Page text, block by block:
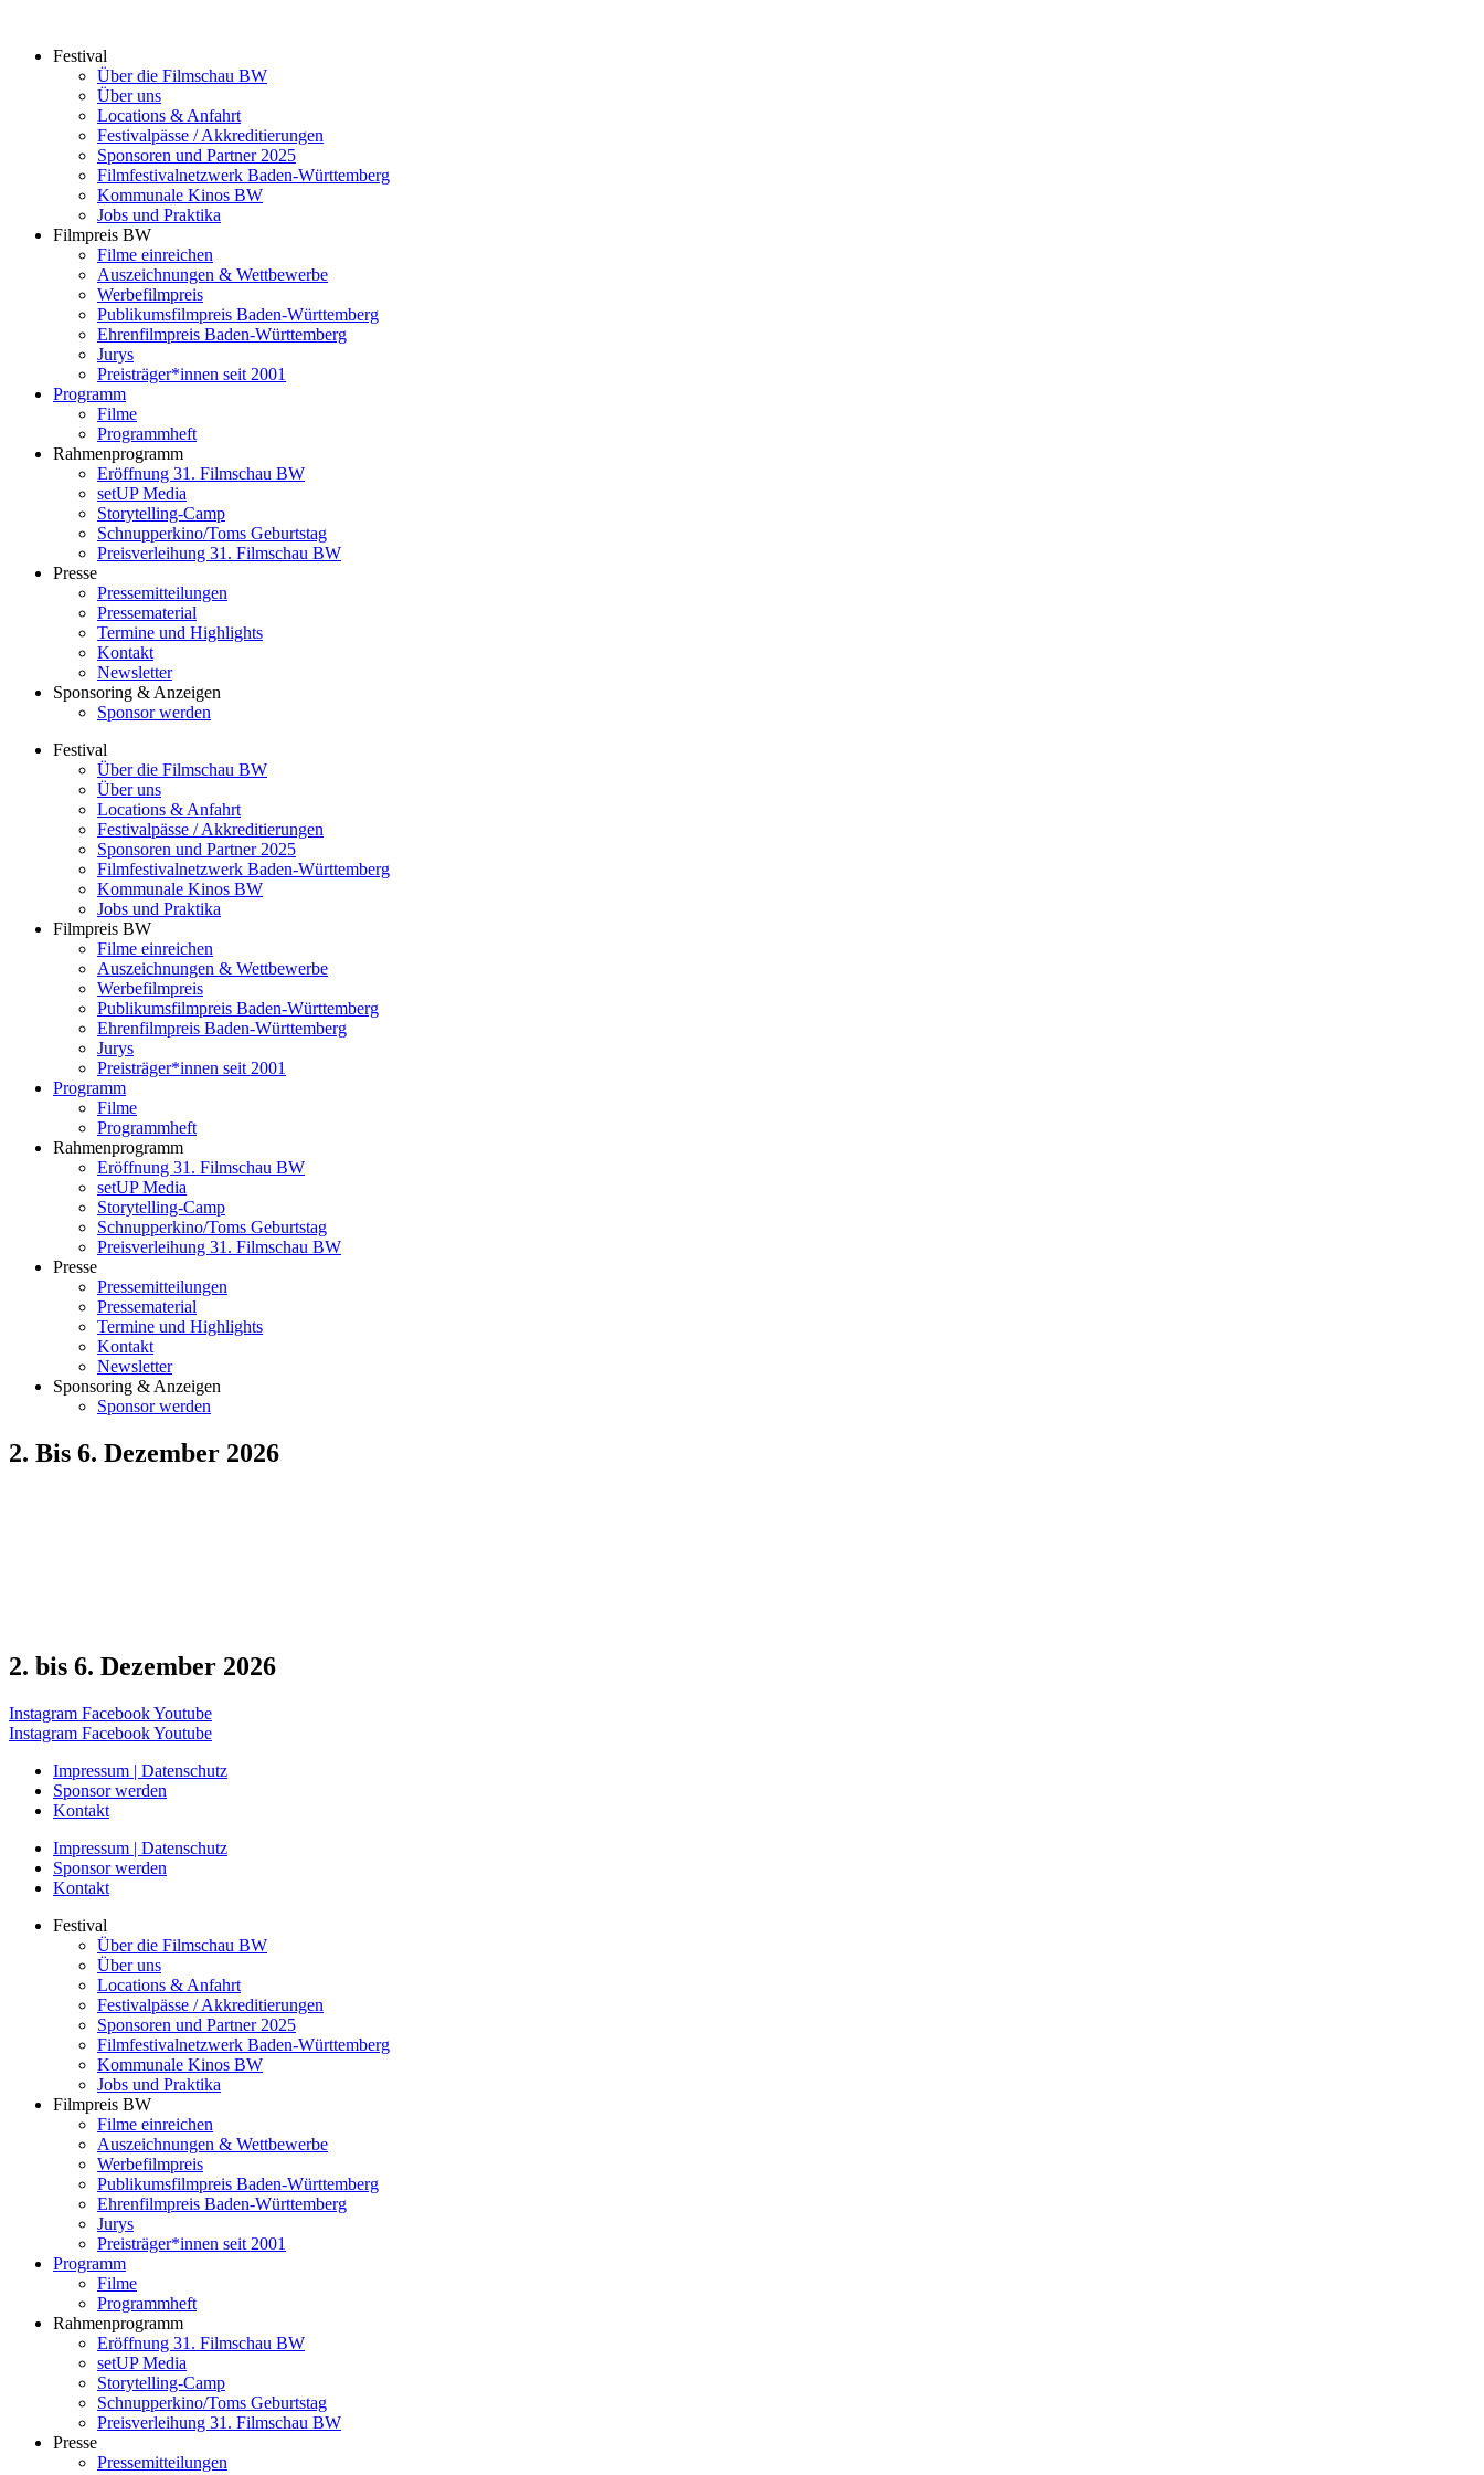
springenFestival
Über die Filmschau BW
Über uns
Locations & Anfahrt
Festivalpässe / Akkreditierungen
Sponsoren und Partner 2025
Filmfestivalnetzwerk ­Baden-Württemberg
Kommunale Kinos BW
Jobs und Praktika
Filmpreis BW
Filme einreichen
Auszeichnungen & Wettbewerbe
Werbefilmpreis
Publikumsfilmpreis Baden-Württemberg
Ehrenfilmpreis Baden-Württemberg
Jurys
Preisträger*innen seit 2001
Programm
Filme
Programmheft
Rahmenprogramm
Eröffnung 31. Filmschau BW
setUP Media
Storytelling-Camp
Schnupperkino/Toms Geburtstag
Preisverleihung 31. Filmschau BW
Presse
Pressemitteilungen
Pressematerial
Termine und Highlights
Kontakt
Newsletter
Sponsoring & Anzeigen
Sponsor werden
Festival
Über die Filmschau BW
Über uns
Locations & Anfahrt
Festivalpässe / Akkreditierungen
Sponsoren und Partner 2025
Filmfestivalnetzwerk ­Baden-Württemberg
Kommunale Kinos BW
Jobs und Praktika
Filmpreis BW
Filme einreichen
Auszeichnungen & Wettbewerbe
Werbefilmpreis
Publikumsfilmpreis Baden-Württemberg
Ehrenfilmpreis Baden-Württemberg
Jurys
Preisträger*innen seit 2001
Programm
Filme
Programmheft
Rahmenprogramm
Eröffnung 31. Filmschau BW
setUP Media
Storytelling-Camp
Schnupperkino/Toms Geburtstag
Preisverleihung 31. Filmschau BW
Presse
Pressemitteilungen
Pressematerial
Termine und Highlights
Kontakt
Newsletter
Sponsoring & Anzeigen
Sponsor werden
2. Bis 6. Dezember 2026
2. bis 6. Dezember 2026
Instagram FacebookYoutube
Instagram FacebookYoutube
Impressum | Datenschutz
Sponsor werden
Kontakt
Impressum | Datenschutz
Sponsor werden
Kontakt
Festival
Über die Filmschau BW
Über uns
Locations & Anfahrt
Festivalpässe / Akkreditierungen
Sponsoren und Partner 2025
Filmfestivalnetzwerk ­Baden-Württemberg
Kommunale Kinos BW
Jobs und Praktika
Filmpreis BW
Filme einreichen
Auszeichnungen & Wettbewerbe
Werbefilmpreis
Publikumsfilmpreis Baden-Württemberg
Ehrenfilmpreis Baden-Württemberg
Jurys
Preisträger*innen seit 2001
Programm
Filme
Programmheft
Rahmenprogramm
Eröffnung 31. Filmschau BW
setUP Media
Storytelling-Camp
Schnupperkino/Toms Geburtstag
Preisverleihung 31. Filmschau BW
Presse
Pressemitteilungen